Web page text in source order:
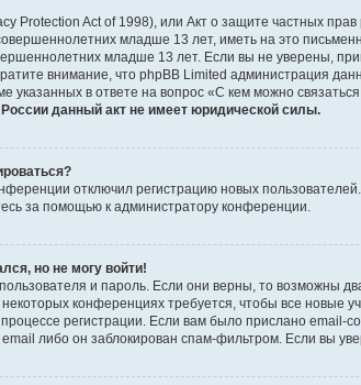
Protection Act of 1998), или Акт о защите частных
младше 13 лет, иметь на это
младше 13 лет. Если вы не уверены,
внимание, что phpBB Limited администрация
указанных в ответе на вопрос «С кем можно
данный акт не имеет юридической силы.
отключил регистрацию новых
за помощью к администратору конференции.
но не могу войти!
и пароль. Если они верны, то возможны
конференциях требуется, чтобы все новые
регистрации. Если вам было прислано
либо он заблокирован спам-фильтром. Если вы